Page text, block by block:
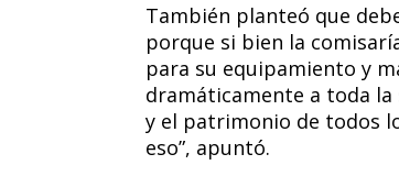
También planteó que
porque si bien la
para su equipamiento y
dramáticamente a toda la
y el patrimonio de todos
eso”, apuntó.